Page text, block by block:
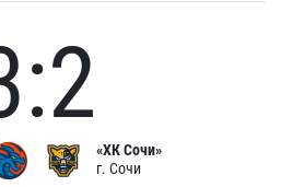
«ХК Сочи»
г. Сочи